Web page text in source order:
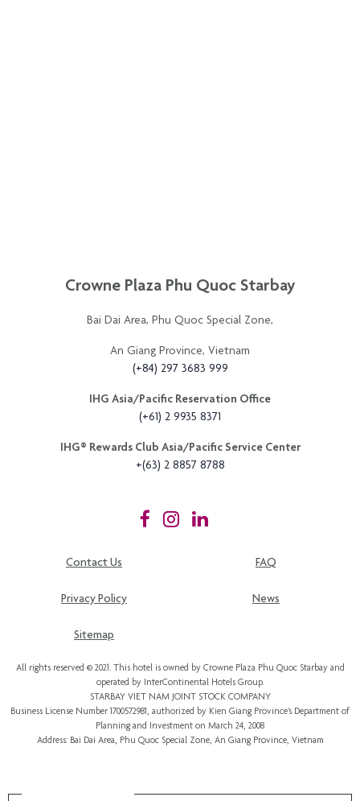
Crowne Plaza Phu Quoc Starbay
Bai Dai Area, Phu Quoc Special Zone,
An Giang Province, Vietnam
(+84) 297 3683 999
IHG Asia/Pacific Reservation Office
(+61) 2 9935 8371
IHG®️ Rewards Club Asia/Pacific Service Center
+(63) 2 8857 8788
Contact Us FAQ
Privacy Policy News
Sitemap
All rights reserved © 2021. This hotel is owned by Crowne Plaza Phu Quoc Starbay and
operated by InterContinental Hotels Group.
STARBAY VIET NAM JOINT STOCK COMPANY
Business License Number 1700572981, authorized by Kien Giang Province’s Department of
Planning and Investment on March 24, 2008
Address: Bai Dai Area, Phu Quoc Special Zone, An Giang Province, Vietnam